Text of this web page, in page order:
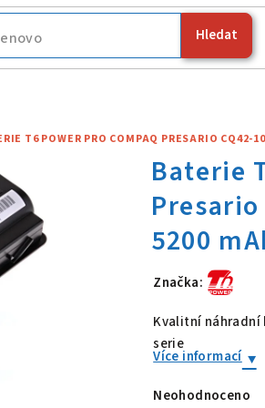
Hledat
T6 POWER PRO COMPAQ PRESARIO
Značka:
Baterie
Kvalitní náhradní
serie
Více informací
Průměrné
Neohodnoceno